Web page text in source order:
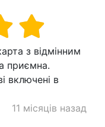
з відмінним
приємна.
включені в
11 місяців назад